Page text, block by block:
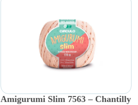
Amigurumi Slim 7563 – Chantilly